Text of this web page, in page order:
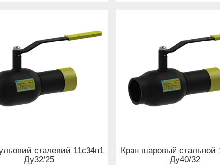
сталевий 11с34п1
Ду32/25
Кран шаровый стальной
Ду40/32